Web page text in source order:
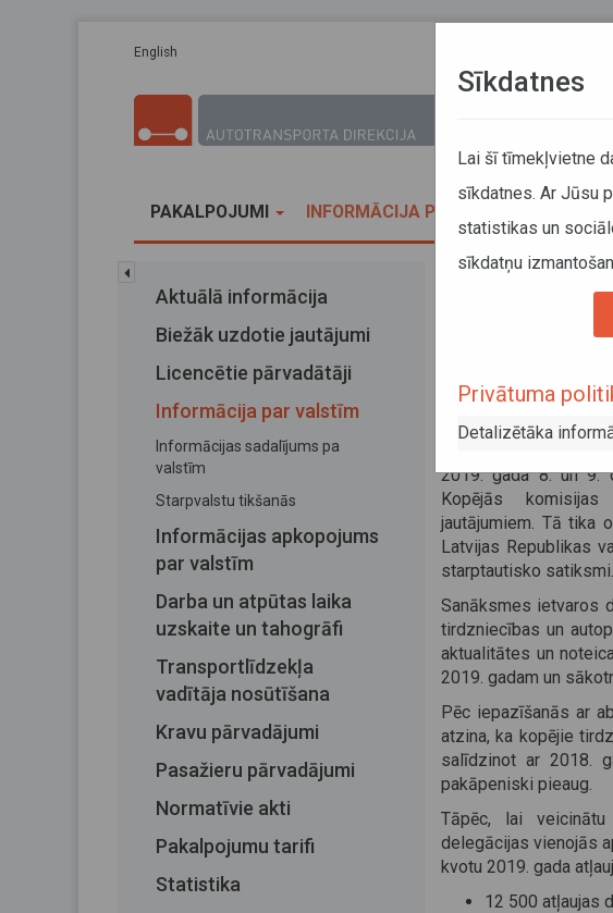
English
PAKALPOJUMI INFORMĀCIJA PĀRVADĀTĀJIEM
Aktuālā informācija
Biežāk uzdotie jautājumi
Licencētie pārvadātāji
Informācija par valstīm
Informācijas sadalījums pa
valstīm
Starpvalstu tikšanās
Informācijas apkopojums
par valstīm
Darba un atpūtas laika
uzskaite un tahogrāfi
Transportlīdzekļa
vadītāja nosūtīšana
Kravu pārvadājumi
Pasažieru pārvadājumi
Normatīvie akti
Pakalpojumu tarifi
Statistika
Latvijas – Ukrainas
sanāksme
2019. gada 8. un 9.
Kopējās komisijas
jautājumiem. Tā tika
Latvijas Republikas
starptautisko satiksmi.
Sanāksmes ietvaros
tirdzniecības un
aktualitātes un
2019. gadam un
Pēc iepazīšanās ar
atzina, ka kopējie
salīdzinot ar 2018.
pakāpeniski pieaug.
Tāpēc, lai
delegācijas vienojās
kvotu 2019. gada
12 500 atļaujas
Sīkdatnes
Lai šī tīmekļvietne
sīkdatnes. Ar Jūsu
statistikas un
sīkdatņu
Privātuma
Detalizētāka